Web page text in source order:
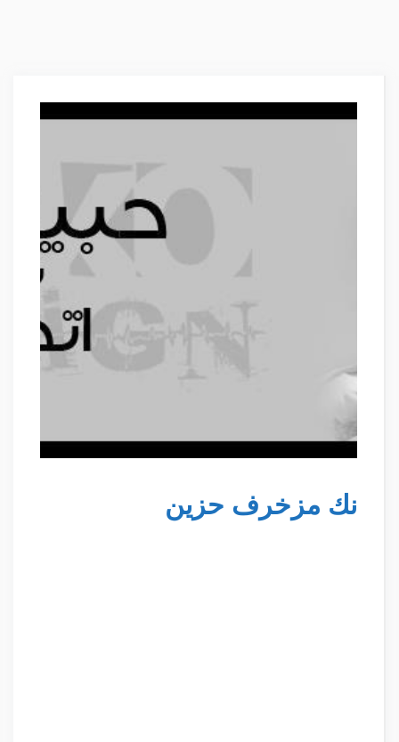
نك مزخرف حزين